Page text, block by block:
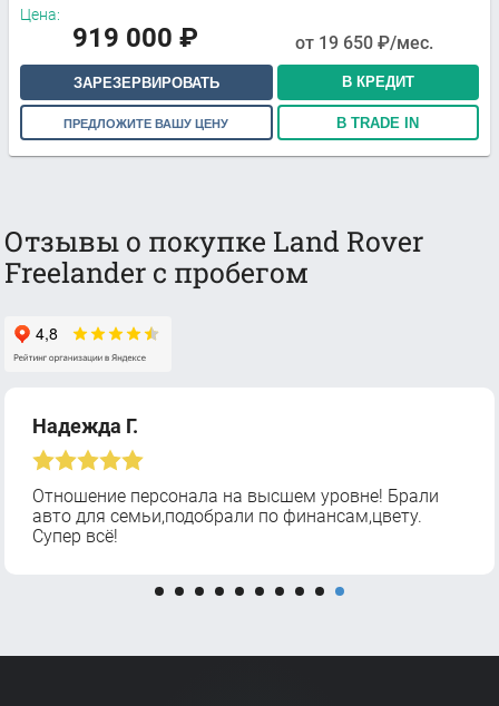
Цена:
919 000 ₽ от 19 650 ₽/мес.
ЗАРЕЗЕРВИРОВАТЬ В КРЕДИТ
ПРЕДЛОЖИТЕ ВАШУ ЦЕНУ В TRADE IN
Отзывы о покупке Land Rover
Freelander с пробегом
Надежда Г.
Отношение персонала на высшем уровне! Брали
авто для семьи,подобрали по финансам,цвету.
Супер всё!